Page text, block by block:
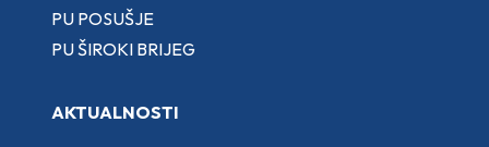
PU POSUŠJE
PU ŠIROKI BRIJEG
AKTUALNOSTI